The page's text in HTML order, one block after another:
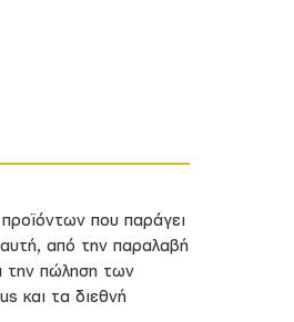
προϊόντων που παράγει
από την παραλαβή
την πώληση των
και τα διεθνή